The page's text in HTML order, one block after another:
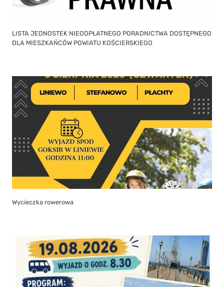
LISTA JEDNOSTEK NIEODPŁATNEGO PORADNICTWA DOSTĘPNEGO
DLA MIESZKAŃCÓW POWIATU KOŚCIERSKIEGO
Wycieczka rowerowa